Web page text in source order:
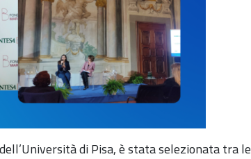
di Pisa, è stata selezionata tra